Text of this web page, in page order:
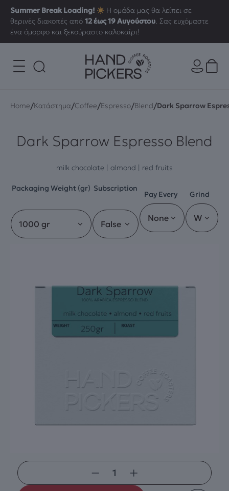
Summer Break Loading!
Η ομάδα μας θα λείπει σε
θερινές διακοπές από12 έως 19 Αυγούστου. Σας ευχόμαστε
ένα όμορφο και ξεκούραστο καλοκαίρι!
Home/Κατάστημα/Coffee/Espresso/Blend/Dark Sparrow
Dark Sparrow Espresso Blend
milk chocolate | almond | red fruits
Packaging Weight (gr) Subscription
Pay Every Grind
− +